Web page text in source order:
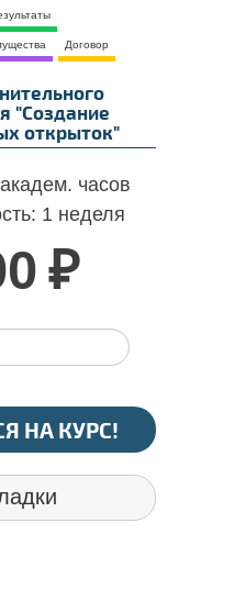
Договор
"Создание
открыток"
часов
1 неделя
₽
НА КУРС!